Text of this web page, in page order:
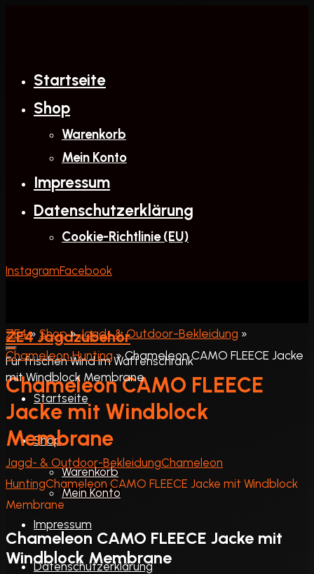
Startseite
Shop
Warenkorb
Mein Konto
Impressum
Datenschutzerklärung
Cookie-Richtlinie (EU)
InstagramFacebook
ZE4 Jagdzubehör
Für frischen Wind im Waffenschrank
Startseite
Shop
Warenkorb
Mein Konto
Impressum
Datenschutzerklärung
Chameleon CAMO FLEECE
Jacke mit Windblock
Membrane
Startseite
Jagd- & Outdoor-BekleidungChameleon
HuntingChameleon CAMO FLEECE Jacke mit Windblock
Membrane
» Shop » Jagd- & Outdoor-Bekleidung »
Chameleon Hunting »Chameleon CAMO FLEECE Jacke
mit Windblock Membrane
Chameleon CAMO FLEECE Jacke mit
Windblock Membrane